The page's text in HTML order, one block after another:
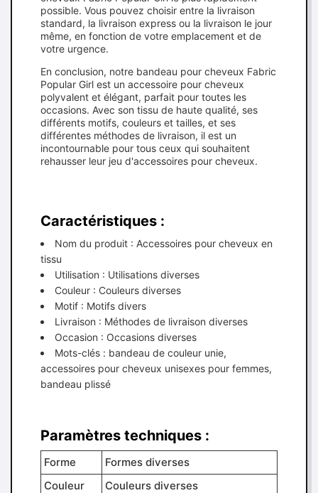
possible. Vous pouvez choisir entre la livraison
standard, la livraison express ou la livraison le jour
même, en fonction de votre emplacement et de
votre urgence.
En conclusion, notre bandeau pour cheveux Fabric
Popular Girl est un accessoire pour cheveux
polyvalent et élégant, parfait pour toutes les
occasions. Avec son tissu de haute qualité, ses
différents motifs, couleurs et tailles, et ses
différentes méthodes de livraison, il est un
incontournable pour tous ceux qui souhaitent
rehausser leur jeu d'accessoires pour cheveux.
Caractéristiques :
Nom du produit : Accessoires pour cheveux en
tissu
Utilisation : Utilisations diverses
Couleur : Couleurs diverses
Motif : Motifs divers
Livraison : Méthodes de livraison diverses
Occasion : Occasions diverses
Mots-clés : bandeau de couleur unie,
accessoires pour cheveux unisexes pour femmes,
bandeau plissé
Paramètres techniques :
Forme
Formes diverses
Couleur
Couleurs diverses